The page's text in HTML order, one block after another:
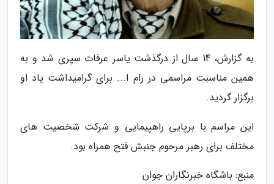
به گزارش، 14 سال از درگذشت یاسر عرفات سپری شد و به
همین مناسبت مراسمی در رام ا... برای گرامیداشت یاد او
برگزار گردید.
این مراسم با برپایی راهپیمایی و شرکت شخصیت های
مختلف برای رهبر مرحوم جنبش فتح همراه بود.
منبع: باشگاه خبرنگاران جوان